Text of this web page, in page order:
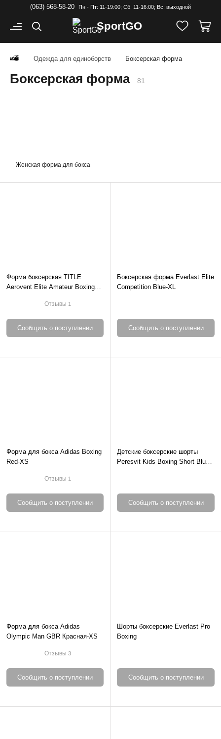
(063) 568-58-20 Пн - Пт: 11-19:00; Cб: 11-16:00; Вс: выходной
SportGO
Одежда для единоборств Боксерская форма
Боксерская форма 81
Женская форма для бокса
Форма боксерская TITLE
Aerovent Elite Amateur Boxing
Отзывы 1
Сообщить о поступлении
Боксерская форма Everlast Elite
Competition Blue-XL
Сообщить о поступлении
Форма для бокса Adidas Boxing
Red-XS
Отзывы 1
Сообщить о поступлении
Детские боксерские шорты
Peresvit Kids Boxing Short Blue-
Сообщить о поступлении
Форма для бокса Adidas
Olympic Man GBR Красная-XS
Отзывы3
Сообщить о поступлении
Шорты боксерские Everlast Pro
Boxing
Сообщить о поступлении